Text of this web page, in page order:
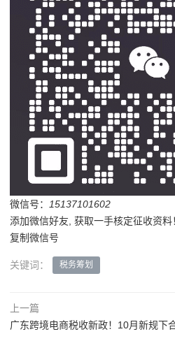
微信号：
15137101602
添加微信好友, 获取一手核定征收资料
复制微信号
关键词： 税务筹划
上一篇
广东跨境电商税收新政！10月新规下